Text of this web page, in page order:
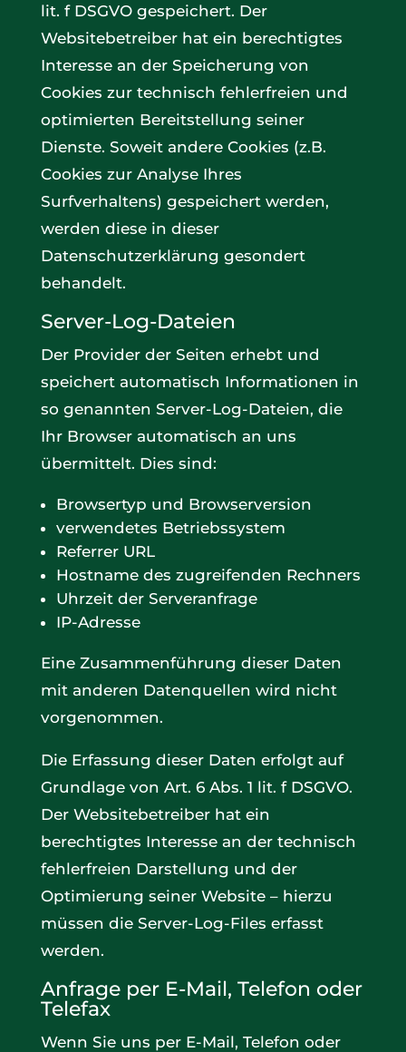
lit. f DSGVO gespeichert. Der
Websitebetreiber hat ein berechtigtes
Interesse an der Speicherung von
Cookies zur technisch fehlerfreien und
optimierten Bereitstellung seiner
Dienste. Soweit andere Cookies (z.B.
Cookies zur Analyse Ihres
Surfverhaltens) gespeichert werden,
werden diese in dieser
Datenschutzerklärung gesondert
behandelt.
Server-Log-Dateien
Der Provider der Seiten erhebt und
speichert automatisch Informationen in
so genannten Server-Log-Dateien, die
Ihr Browser automatisch an uns
übermittelt. Dies sind:
Browsertyp und Browserversion
verwendetes Betriebssystem
Referrer URL
Hostname des zugreifenden Rechners
Uhrzeit der Serveranfrage
IP-Adresse
Eine Zusammenführung dieser Daten
mit anderen Datenquellen wird nicht
vorgenommen.
Die Erfassung dieser Daten erfolgt auf
Grundlage von Art. 6 Abs. 1 lit. f DSGVO.
Der Websitebetreiber hat ein
berechtigtes Interesse an der technisch
fehlerfreien Darstellung und der
Optimierung seiner Website – hierzu
müssen die Server-Log-Files erfasst
werden.
Anfrage per E-Mail, Telefon oder
Telefax
Wenn Sie uns per E-Mail, Telefon oder